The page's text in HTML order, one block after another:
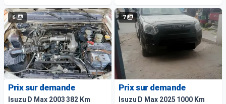
6
Prix sur demande
Isuzu D Max 2003 382 Km
7
Prix sur demande
Isuzu D Max 2025 1000 Km